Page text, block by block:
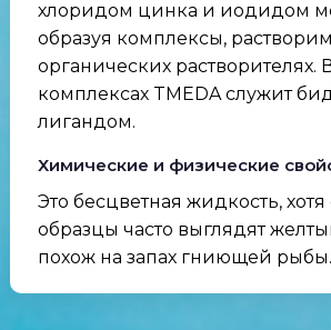
хлоридом цинка и иодидом
образуя комплексы,
органических растворителях.
комплексах TMEDA служит
лигандом.
Химические и физические
Это бесцветная жидкость, хотя
образцы часто выглядят
похож на запах гниющей рыбы.